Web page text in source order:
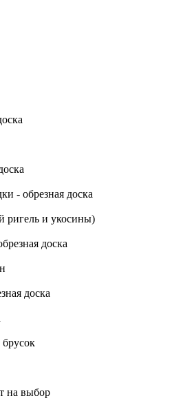
- обрезная доска
ригель и укосины)
доска
доска
на выбор